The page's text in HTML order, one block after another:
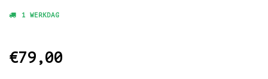
1 WERKDAG
€79,00